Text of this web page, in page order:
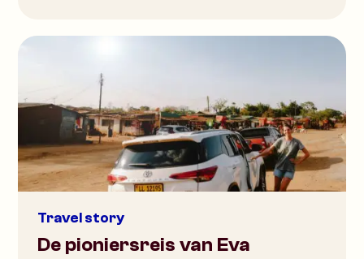
Travel story
De pioniersreis van Eva